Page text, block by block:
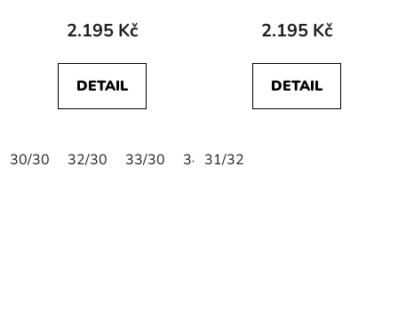
STRETCH Dark Navy
2.195 Kč
DETAIL
30/30 32/30 33/30 34/30 36/30
2.195 Kč
DETAIL
31/32